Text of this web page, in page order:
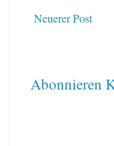
Neuerer Post
Abonnieren